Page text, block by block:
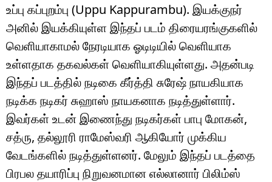
உப்பு கப்புறம்பு (Uppu Kappurambu). இயக்குநர்
அனில் இயக்கியுள்ள இந்தப் படம் திரையரங்குகளில்
வெளியாகாமல் நேரடியாக ஓடிடியில் வெளியாக
உள்ளதாக தகவல்கள் வெளியாகியுள்ளது. அதன்படி
இந்தப் படத்தில் நடிகை கீர்த்தி சுரேஷ் நாயகியாக
நடிக்க நடிகர் சுஹாஸ் நாயகனாக நடித்துள்ளார்.
இவர்கள் உடன் இணைந்து நடிகர்கள் பாபு மோகன்,
சத்ரு, தல்லூரி ராமேஸ்வரி ஆகியோர் முக்கிய
வேடங்களில் நடித்துள்ளனர். மேலும் இந்தப் படத்தை
பிரபல தயாரிப்பு நிறுவனமான எல்லானார் பிலிம்ஸ்